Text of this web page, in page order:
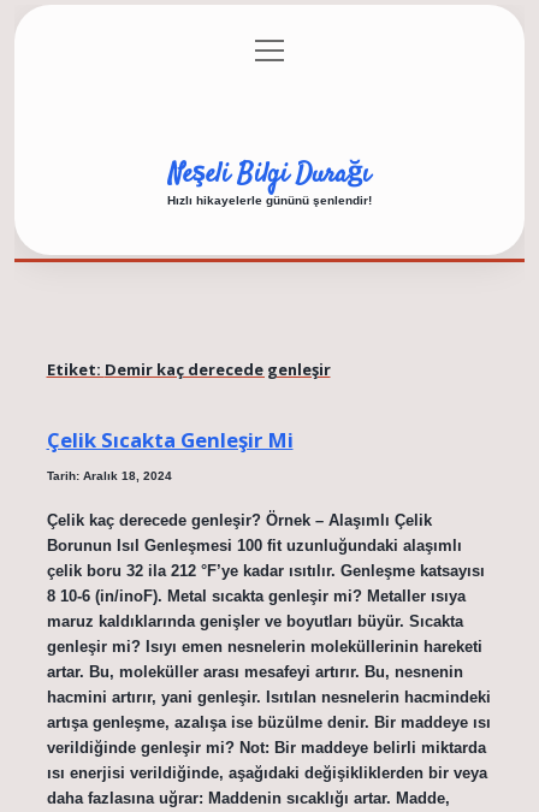
Gizlilik Politikası
menüyü
aç
Neşeli Bilgi Durağı
Hızlı hikayelerle gününü şenlendir!
Etiket: Demir kaç derecede genleşir
Çelik Sıcakta Genleşir Mi
Tarih: Aralık 18, 2024
Çelik kaç derecede genleşir? Örnek – Alaşımlı Çelik
Borunun Isıl Genleşmesi 100 fit uzunluğundaki alaşımlı
çelik boru 32 ila 212 °F’ye kadar ısıtılır. Genleşme katsayısı
8 10-6 (in/inoF). Metal sıcakta genleşir mi? Metaller ısıya
maruz kaldıklarında genişler ve boyutları büyür. Sıcakta
genleşir mi? Isıyı emen nesnelerin moleküllerinin hareketi
artar. Bu, moleküller arası mesafeyi artırır. Bu, nesnenin
hacmini artırır, yani genleşir. Isıtılan nesnelerin hacmindeki
artışa genleşme, azalışa ise büzülme denir. Bir maddeye ısı
verildiğinde genleşir mi? Not: Bir maddeye belirli miktarda
ısı enerjisi verildiğinde, aşağıdaki değişikliklerden bir veya
daha fazlasına uğrar: Maddenin sıcaklığı artar. Madde,